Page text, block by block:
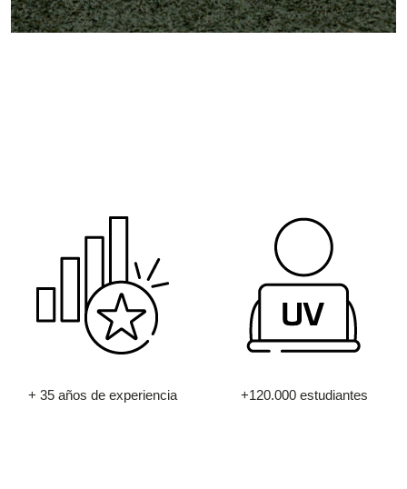
+ 35 años de experiencia +120.000 estudiantes